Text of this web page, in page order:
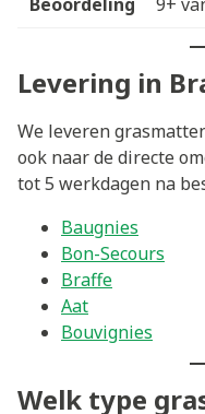
Levering in
We leveren
ook naar de directe
tot 5 werkdagen na
Baugnies
Bon-Secours
Braffe
Aat
Bouvignies
Welk type